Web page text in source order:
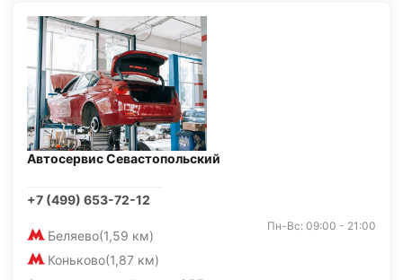
Автосервис Севастопольский
+7 (499) 653-72-12
Беляево(1,59 км)
Коньково(1,87 км)
Пн-Вс: 09:00 - 21:00